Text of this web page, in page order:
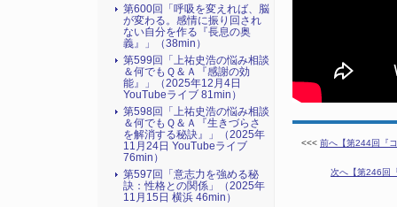
<<< 前へ【第244回『
次へ【第246回
第600回「呼吸を変えれば、脳
が変わる。感情に振り回され
ない自分を作る『長息の奥
義』」（38min）
第599回「上祐史浩の悩み相談
＆何でもＱ＆Ａ『感謝の効
能』」（2025年12月4日
YouTubeライブ 81min）
第598回「上祐史浩の悩み相談
＆何でもＱ＆Ａ『生きづらさ
を解消する秘訣』​」（2025年
11月24日 YouTubeライブ
76min）
第597回「意志力を強める秘
訣：性格との関係」（2025年
11月15日 横浜 46min）